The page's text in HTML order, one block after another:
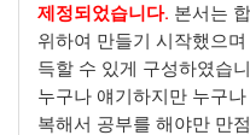
제정되었습니다. 본서는
위하여 만들기 시작했으
득할 수 있게 구성하였습
누구나 얘기하지만 누구
복해서 공부를 해야만 만